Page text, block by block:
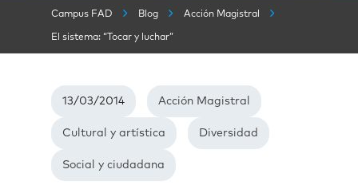
Campus FAD Blog Acción Magistral
El sistema: “Tocar y luchar”
13/03/2014 Acción Magistral
Cultural y artística Diversidad
Social y ciudadana